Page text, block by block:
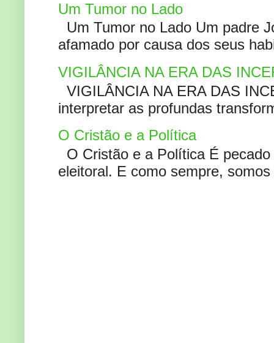
Um Tumor no Lado
Um Tumor no Lado Um padre
afamado por causa dos seus
VIGILÂNCIA NA ERA DAS
VIGILÂNCIA NA ERA DAS
interpretar as profundas
O Cristão e a Política
O Cristão e a Política É
eleitoral. E como sempre,